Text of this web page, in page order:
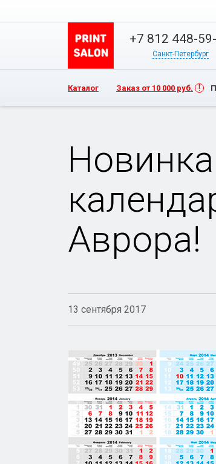
+7 812 448-
Санкт-Петербург
Каталог Заказ от 10 000 руб.
Аврора!
13 сентября 2017